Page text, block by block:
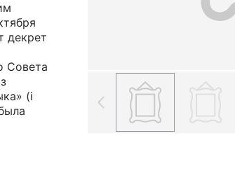
декрет
Совета
(i